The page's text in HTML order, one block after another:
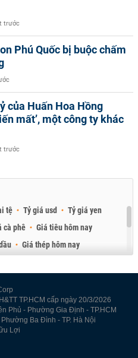
trước
Phú Quốc bị buộc chấm
của Huấn Hoa Hồng
mất’, một công ty khác
trước
tệ Tỷ giá usd
Tỷ giá yen
cà phê
Giá tiêu hôm nay
Giá thép hôm nay
TP.HCM cấp ngày 20/3/2026
Phủ - Phường Gia Định - TP.HCM
Ba Đình - TP. Hà Nội
Lợi